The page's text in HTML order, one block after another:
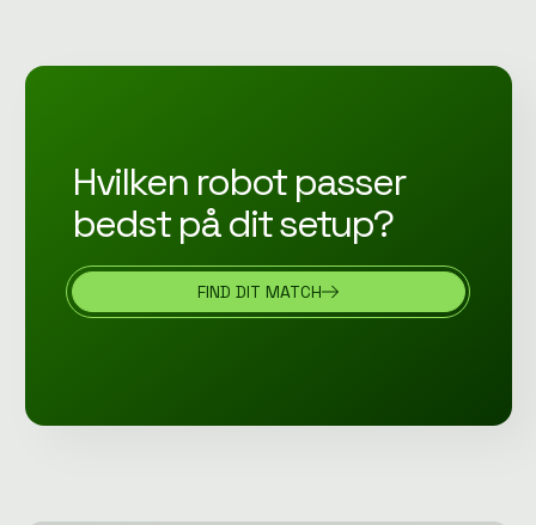
Hvilken robot passer
bedst på dit setup?
FIND DIT MATCH